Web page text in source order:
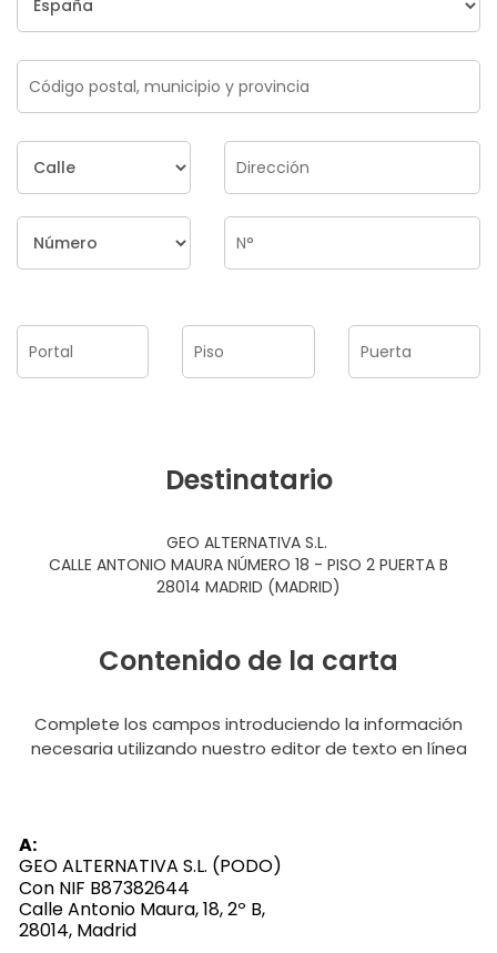
Destinatario
GEO ALTERNATIVA S.L.
CALLE ANTONIO MAURA NÚMERO 18 - PISO 2 PUERTA B
28014 MADRID (MADRID)
Contenido de la carta
Complete los campos introduciendo la información
necesaria utilizando nuestro editor de texto en línea
A:
GEO ALTERNATIVA S.L. (PODO)
Con NIF B87382644
Calle Antonio Maura, 18, 2º B,
28014, Madrid